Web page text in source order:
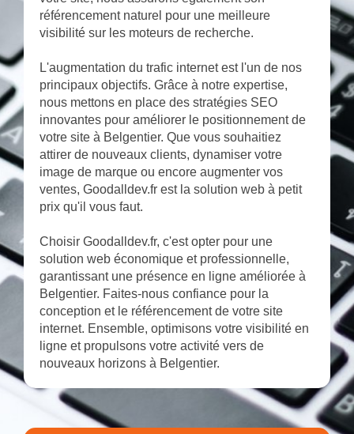
référencement naturel pour une meilleure
visibilité sur les moteurs de recherche.
L'augmentation du trafic internet est l'un de nos
principaux objectifs. Grâce à notre expertise,
nous mettons en place des stratégies SEO
innovantes pour améliorer le positionnement de
votre site à Belgentier. Que vous souhaitiez
attirer de nouveaux clients, dynamiser votre
image de marque ou encore augmenter vos
ventes, Goodalldev.fr est la solution web à petit
prix qu'il vous faut.
Choisir Goodalldev.fr, c'est opter pour une
solution web économique et professionnelle,
garantissant une présence en ligne améliorée à
Belgentier. Faites-nous confiance pour la
conception et le référencement de votre site
internet. Ensemble, optimisons votre visibilité en
ligne et propulsons votre activité vers de
nouveaux horizons à Belgentier.